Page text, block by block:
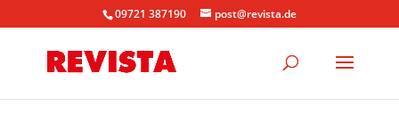
09721 387190 post@revista.de